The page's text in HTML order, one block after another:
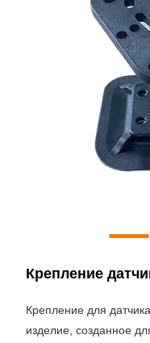
Крепление
Крепление для
изделие, созданное